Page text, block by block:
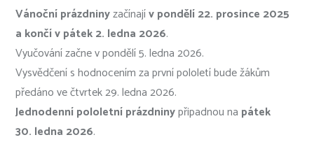
Vánoční prázdninyzačínajív pondělí 22. prosince 2025
a končí v pátek 2. ledna 2026.
Vyučování začne v pondělí 5. ledna 2026.
Vysvědčení s hodnocením za první pololetí bude žákům
předáno ve čtvrtek 29. ledna 2026.
Jednodenní pololetní prázdninypřipadnou na pátek
30. ledna 2026.